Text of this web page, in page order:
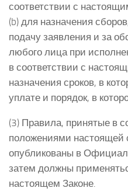
соответствии с
(b) для назначения
подачу заявления и за
любого лица при
в соответствии с
назначения сроков, в
уплате и порядок, в
(3) Правила, принятые в
положениями настоящей
опубликованы в
затем должны
настоящем Законе.